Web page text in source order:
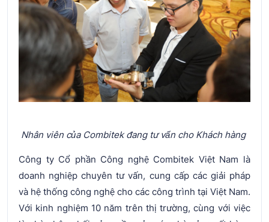
Nhân viên của Combitek đang tư vấn cho Khách hàng
Công ty Cổ phần Công nghệ Combitek Việt Nam là
doanh nghiệp chuyên tư vấn, cung cấp các giải pháp
và hệ thống công nghệ cho các công trình tại Việt Nam.
Với kinh nghiệm 10 năm trên thị trường, cùng với việc